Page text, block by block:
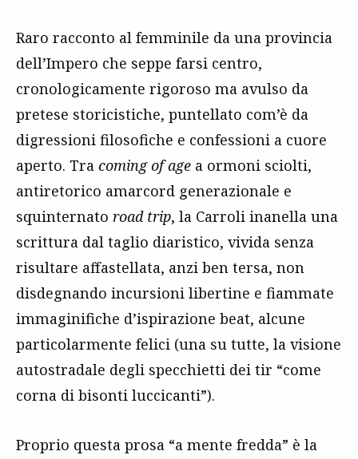
Raro racconto al femminile da una provincia
dell’Impero che seppe farsi centro,
cronologicamente rigoroso ma avulso da
pretese storicistiche, puntellato com’è da
digressioni filosofiche e confessioni a cuore
aperto. Tra coming of age a ormoni sciolti,
antiretorico amarcord generazionale e
squinternato road trip, la Carroli inanella una
scrittura dal taglio diaristico, vivida senza
risultare affastellata, anzi ben tersa, non
disdegnando incursioni libertine e fiammate
immaginifiche d’ispirazione beat, alcune
particolarmente felici (una su tutte, la visione
autostradale degli specchietti dei tir “come
corna di bisonti luccicanti”).
Proprio questa prosa “a mente fredda” è la